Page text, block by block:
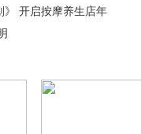
》 开启按摩养生店年